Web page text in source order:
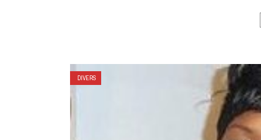
DIVERS